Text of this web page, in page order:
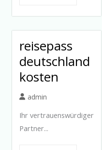
reisepass
deutschland
kosten
admin
Ihr vertrauenswürdiger
Partner...